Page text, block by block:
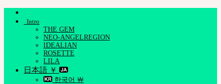
Skip
Intro
THE GEM
NEO-ANGELREGION
IDEALIAN
ROSETTE
LILA
日本語 ￥
한국어 ￦